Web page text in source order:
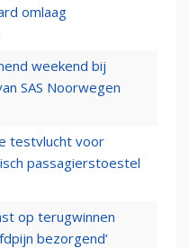
omlaag
weekend bij
SAS Noorwegen
testvlucht voor
passagierstoestel
op terugwinnen
bezorgend’